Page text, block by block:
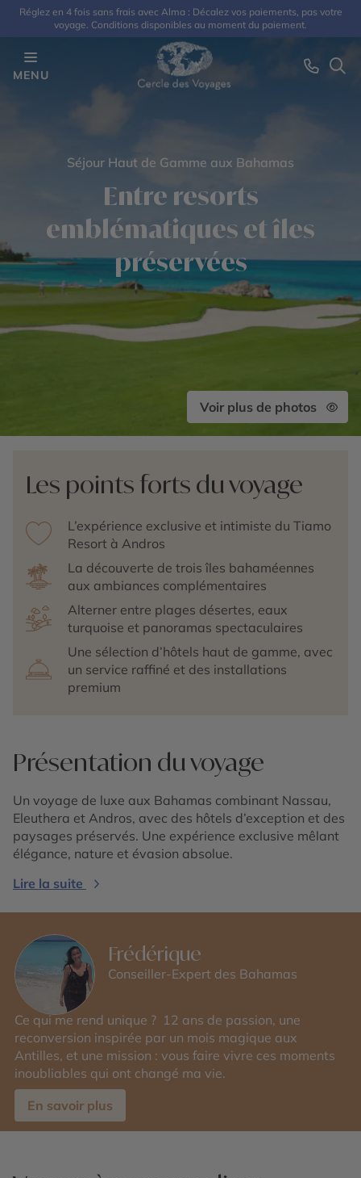
Réglez en 4 fois sans frais avec Alma : Décalez vos paiements, pas votre
voyage. Conditions disponibles au moment du paiement.
MENU
Séjour Haut de Gamme aux Bahamas
Entre resorts
emblématiques et îles
préservées
Voir plus de photos
Les points forts du voyage
L’expérience exclusive et intimiste du Tiamo
Resort à Andros
La découverte de trois îles bahaméennes
aux ambiances complémentaires
Alterner entre plages désertes, eaux
turquoise et panoramas spectaculaires
Une sélection d’hôtels haut de gamme, avec
un service raffiné et des installations
premium
Présentation du voyage
Un voyage de luxe aux Bahamas combinant Nassau,
Eleuthera et Andros, avec des hôtels d’exception et des
paysages préservés. Une expérience exclusive mêlant
élégance, nature et évasion absolue.
Lire la suite
Frédérique
Conseiller-Expert des Bahamas
Ce qui me rend unique ? 12 ans de passion, une
reconversion inspirée par un mois magique aux
Antilles, et une mission : vous faire vivre ces moments
inoubliables qui ont changé ma vie.
En savoir plus